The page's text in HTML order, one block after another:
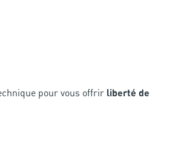
pour vous offrir liberté de